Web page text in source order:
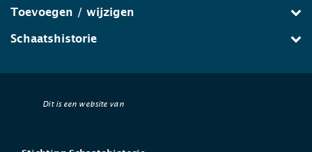
Toevoegen / wijzigen
Schaatshistorie
Dit is een website van